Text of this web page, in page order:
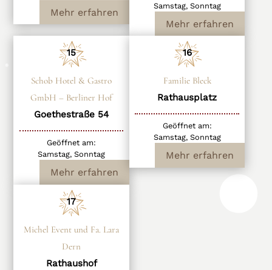
Mehr erfahren
Samstag, Sonntag
Mehr erfahren
15
Schob Hotel & Gastro
GmbH – Berliner Hof
Goethestraße 54
Geöffnet am:
Samstag, Sonntag
Mehr erfahren
16
Familie Bleck
Rathausplatz
Geöffnet am:
Samstag, Sonntag
Mehr erfahren
17
Michel Event und Fa. Lara
Dern
Rathaushof